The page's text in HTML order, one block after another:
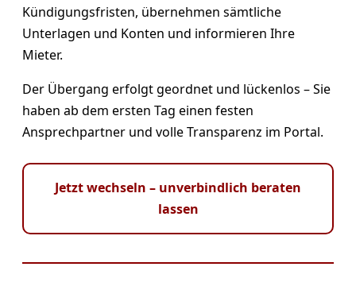
Kündigungsfristen, übernehmen sämtliche
Unterlagen und Konten und informieren Ihre
Mieter.
Der Übergang erfolgt geordnet und lückenlos – Sie
haben ab dem ersten Tag einen festen
Ansprechpartner und volle Transparenz im Portal.
Jetzt wechseln – unverbindlich beraten
lassen